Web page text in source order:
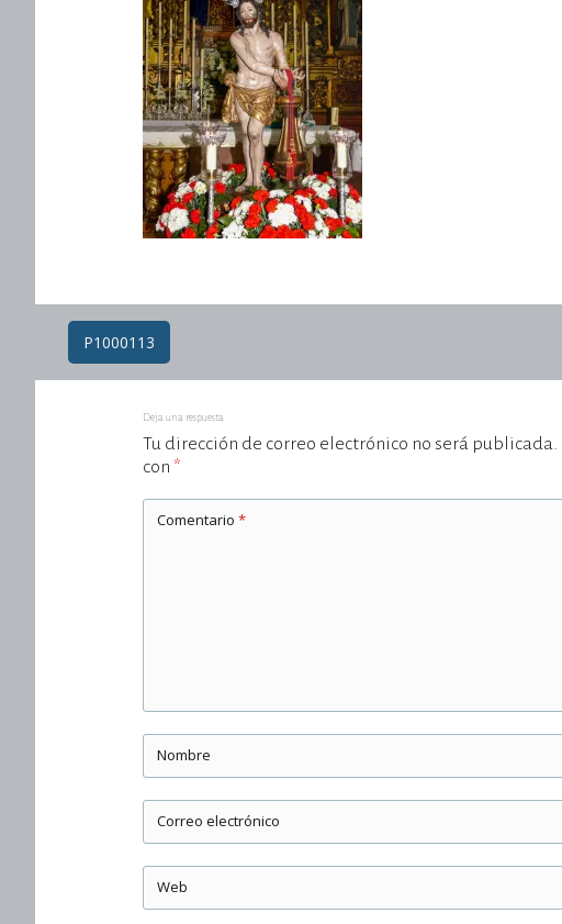
Post
navigation
P1000113
Deja una respuesta
Tu dirección de correo electrónico no será publicada.
con *
Comentario *
Nombre
Correo electrónico
Web